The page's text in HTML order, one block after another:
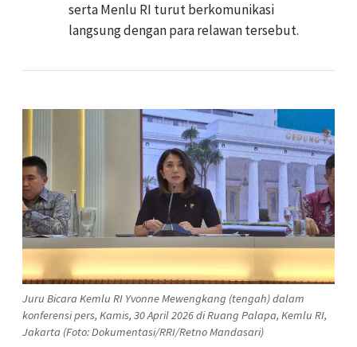
serta Menlu RI turut berkomunikasi
langsung dengan para relawan tersebut.
Juru Bicara Kemlu RI Yvonne Mewengkang (tengah) dalam
konferensi pers, Kamis, 30 April 2026 di Ruang Palapa, Kemlu RI,
Jakarta (Foto: Dokumentasi/RRI/Retno Mandasari)